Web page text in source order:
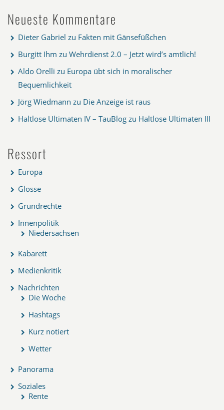
Neueste Kommentare
Dieter Gabriel zu Fakten mit Gänsefüßchen
Burgitt Ihm zu Wehrdienst 2.0 – Jetzt wird’s amtlich!
Aldo Orelli zu Europa übt sich in moralischer
Bequemlichkeit
Jörg Wiedmann zu Die Anzeige ist raus
Haltlose Ultimaten IV – TauBlog zu Haltlose Ultimaten III
Ressort
Europa
Glosse
Grundrechte
Innenpolitik
Niedersachsen
Kabarett
Medienkritik
Nachrichten
Die Woche
Hashtags
Kurz notiert
Wetter
Panorama
Soziales
Rente